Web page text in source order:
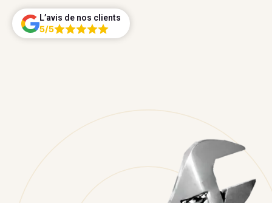
L’avis de nos clients
5/5